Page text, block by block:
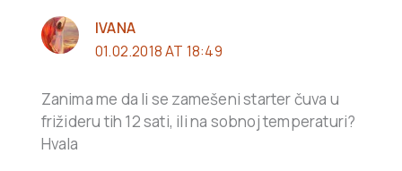
IVANA
01.02.2018 AT 18:49
Zanima me da li se zamešeni starter čuva u
frižideru tih 12 sati, ili na sobnoj temperaturi?
Hvala